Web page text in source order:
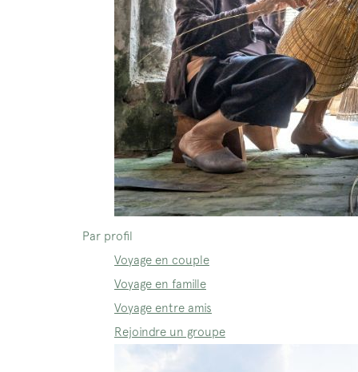
Par profil
Voyage en couple
Voyage en famille
Voyage entre amis
Rejoindre un groupe